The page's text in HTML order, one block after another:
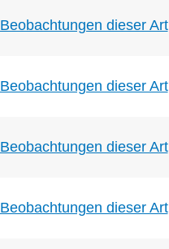
Beobachtungen dieser Art
Beobachtungen dieser Art
Beobachtungen dieser Art
Beobachtungen dieser Art